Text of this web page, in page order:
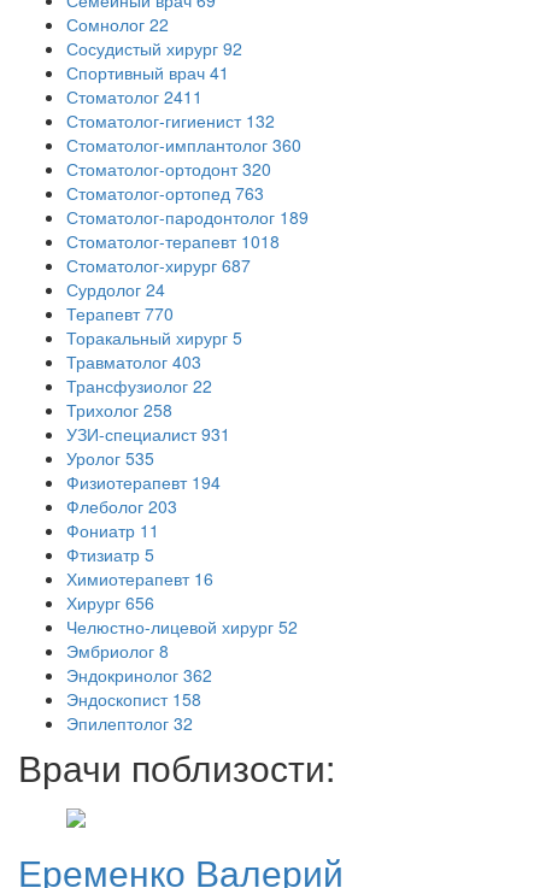
Сомнолог 22
Сосудистый хирург 92
Спортивный врач 41
Стоматолог 2411
Стоматолог-гигиенист 132
Стоматолог-имплантолог 360
Стоматолог-ортодонт 320
Стоматолог-ортопед 763
Стоматолог-пародонтолог 189
Стоматолог-терапевт 1018
Стоматолог-хирург 687
Сурдолог 24
Терапевт 770
Торакальный хирург 5
Травматолог 403
Трансфузиолог 22
Трихолог 258
УЗИ-специалист 931
Уролог 535
Физиотерапевт 194
Флеболог 203
Фониатр 11
Фтизиатр 5
Химиотерапевт 16
Хирург 656
Челюстно-лицевой хирург 52
Эмбриолог 8
Эндокринолог 362
Эндоскопист 158
Эпилептолог 32
Врачи поблизости:
Еременко Валерий